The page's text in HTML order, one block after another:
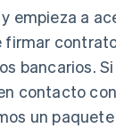
empieza a
firmar
bancarios.
contacto
un paquete